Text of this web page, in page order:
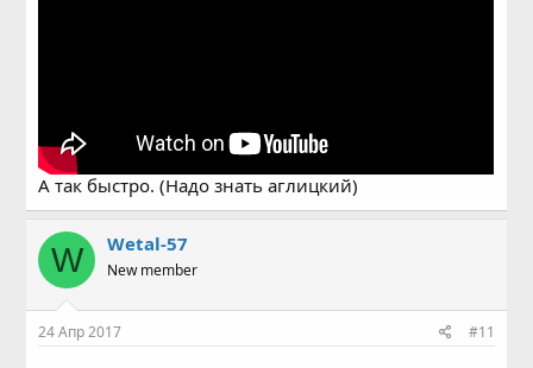
А так быстро. (Надо знать аглицкий)
W Wetal-57
New member
24 Апр 2017 #11